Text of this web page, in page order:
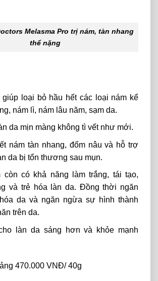
Melasma Pro trị nám, tàn nhang
thể nặng
giúp loại bỏ hầu hết các loại nám kể
nám lì, nám lâu năm, sạm da.
da mịn màng không tì vết như mới.
nám tàn nhang, đốm nâu và hỗ trợ
da bị tổn thương sau mụn.
còn có khả năng làm trắng, tái tạo,
và trẻ hóa làn da. Đồng thời ngăn
da và ngăn ngừa sự hình thành
trên da.
làn da sáng hơn và khỏe mạnh
470.000 VNĐ/ 40g